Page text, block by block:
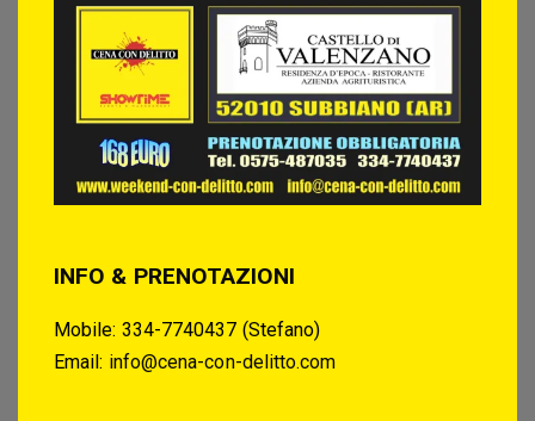
INFO & PRENOTAZIONI
Mobile: 334-7740437 (Stefano)
Email: info@cena-con-delitto.com